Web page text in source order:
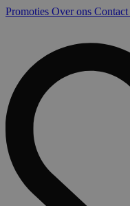
Promoties Over ons Contact